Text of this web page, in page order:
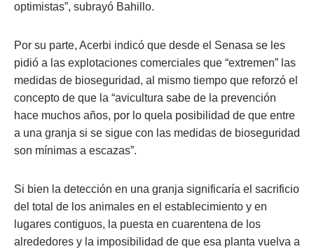
optimistas”, subrayó Bahillo.
Por su parte, Acerbi indicó que desde el Senasa se les
pidió a las explotaciones comerciales que “extremen” las
medidas de bioseguridad, al mismo tiempo que reforzó el
concepto de que la “avicultura sabe de la prevención
hace muchos años, por lo quela posibilidad de que entre
a una granja si se sigue con las medidas de bioseguridad
son mínimas a escazas”.
Si bien la detección en una granja significaría el sacrificio
del total de los animales en el establecimiento y en
lugares contiguos, la puesta en cuarentena de los
alrededores y la imposibilidad de que esa planta vuelva a